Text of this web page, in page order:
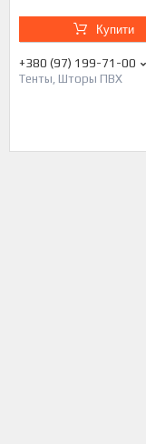
Купити
+380 (97) 199-71-00
Тенты, Шторы ПВХ